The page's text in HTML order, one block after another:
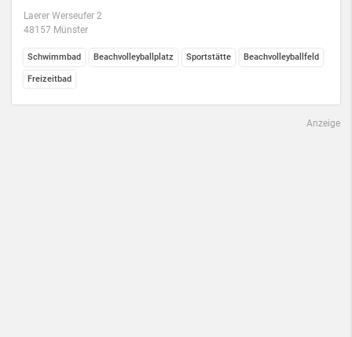
Laerer Werseufer 2
48157 Münster
Schwimmbad Beachvolleyballplatz Sportstätte Beachvolleyballfeld
Freizeitbad
Anzeige